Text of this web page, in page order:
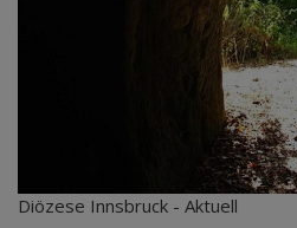
Diözese Innsbruck - Aktuell